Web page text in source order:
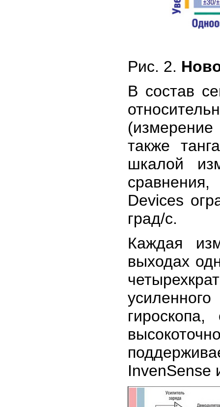
Рис. 2.
В состав
также
шкалой
Devices
град/с.
Каждая
выходах
InvenSense